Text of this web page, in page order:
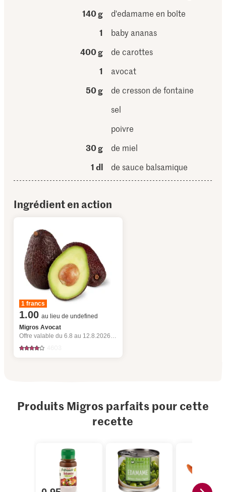
140 g
d'edamame en boîte
1
baby ananas
400 g
de carottes
1
avocat
50 g
de cresson de fontaine
sel
poivre
30 g
de miel
1 dl
de sauce balsamique
Ingrédient en action
1 francs
1.00 au lieu de undefined
Migros Avocat
Offre valable du 6.8 au 12.8.2026, jusqu’à épuisement du stock.
Produits Migros parfaits pour cette
recette